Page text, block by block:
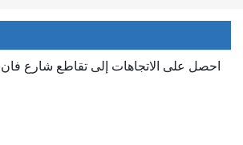
احصل على الاتجاهات إلى تقاطع شارع فان